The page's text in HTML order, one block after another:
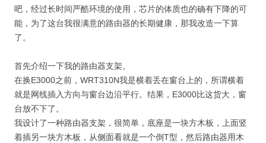
吧，经过长时间严酷环境的使用，芯片的体质也的确有下降的可
能，为了这台我很满意的路由器的长期健康，那我改造一下算
了。
首先介绍一下我的路由器支架。
在换E3000之前，WRT310N我是横着丢在窗台上的，所谓横着
就是网线插入方向与窗台边沿平行。结果，E3000比这货大，窗
台放不下了。
我设计了一种路由器支架，很简单，底座是一块方木板，上面竖
着插另一块方木板，从侧面看就是一个倒T型，然后路由器用木